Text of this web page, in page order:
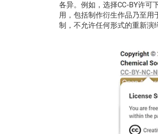
各异。例如，选择CC-BY许可
用，包括制作衍生作品乃至用
制，不允许任何形式的重新演